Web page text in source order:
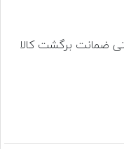
ضمانت برگشت کالا